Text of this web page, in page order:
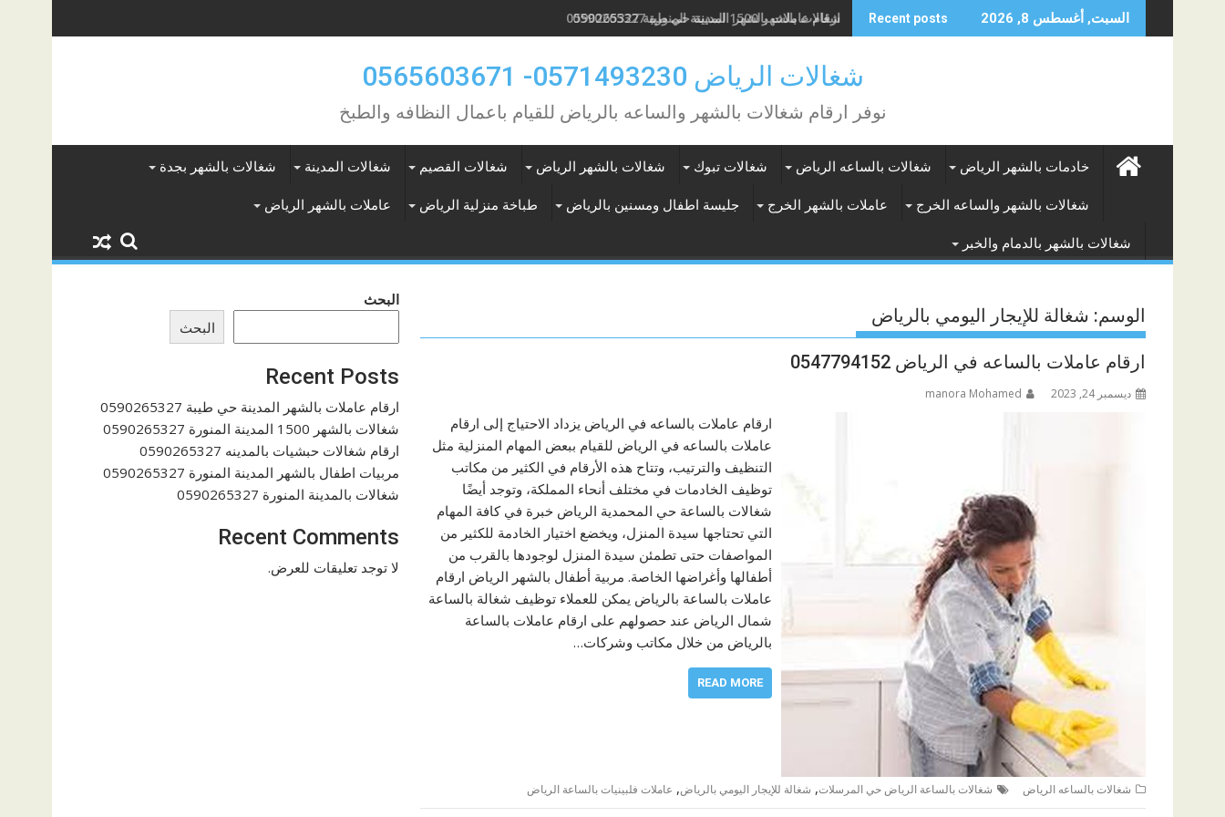
to
السبت, أغسطس 8, 2026 Recent posts شغالات بالشهر 1500 المدينة المنورة 0590265327
شغالات الرياض 0571493230- 0565603671
نوفر ارقام شغالات بالشهر والساعه بالرياض للقيام باعمال النظافه والطبخ
خادمات بالشهر الرياض شغالات بالساعه الرياض شغالات تبوك شغالات بالشهر الرياض شغالات القصيم شغالات المدينة شغالات بالشهر بجدة
شغالات بالشهر والساعه الخرج عاملات بالشهر الخرج جليسة اطفال ومسنين بالرياض طباخة منزلية الرياض عاملات بالشهر الرياض
شغالات بالشهر بالدمام والخبر
الوسم: شغالة للإيجار اليومي بالرياض
ارقام عاملات بالساعه في الرياض 0547794152
ديسمبر 24, 2023 manora Mohamed
ارقام عاملات بالساعه في الرياض يزداد الاحتياج إلى ارقام
عاملات بالساعه في الرياض للقيام ببعض المهام المنزلية مثل
التنظيف والترتيب، وتتاح هذه الأرقام في الكثير من مكاتب
توظيف الخادمات في مختلف أنحاء المملكة، وتوجد أيضًا
شغالات بالساعة حي المحمدية الرياض خبرة في كافة المهام
التي تحتاجها سيدة المنزل، ويخضع اختيار الخادمة للكثير من
المواصفات حتى تطمئن سيدة المنزل لوجودها بالقرب من
أطفالها وأغراضها الخاصة. مربية أطفال بالشهر الرياض ارقام
عاملات بالساعة بالرياض يمكن للعملاء توظيف شغالة بالساعة
شمال الرياض عند حصولهم على ارقام عاملات بالساعة
بالرياض من خلال مكاتب وشركات…
READ MORE
شغالات بالساعه الرياض شغالات بالساعة الرياض حي المرسلات, شغالة للإيجار اليومي بالرياض, عاملات فلبينيات بالساعة الرياض
البحث
البحث
Recent Posts
ارقام عاملات بالشهر المدينة حي طيبة 0590265327
شغالات بالشهر 1500 المدينة المنورة 0590265327
ارقام شغالات حبشيات بالمدينه 0590265327
مربيات اطفال بالشهر المدينة المنورة 0590265327
شغالات بالمدينة المنورة 0590265327
Recent Comments
لا توجد تعليقات للعرض.